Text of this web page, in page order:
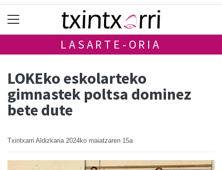
LASARTE-ORIA
LOKEko eskolarteko
gimnastek poltsa dominez
bete dute
Txintxarri Aldizkaria 2024ko maiatzaren 15a